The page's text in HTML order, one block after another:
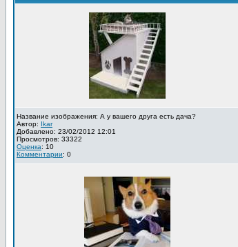
Название изображения: А у вашего друга есть дача?
Автор: Ikar
Добавлено: 23/02/2012 12:01
Просмотров: 33322
Оценка: 10
Комментарии: 0